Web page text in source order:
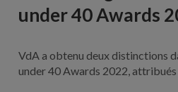
under 40 Awards
VdA a obtenu deux distinctions
under 40 Awards 2022,